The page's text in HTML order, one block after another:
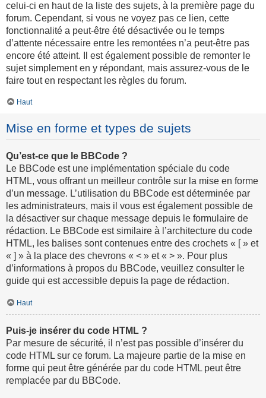
celui-ci en haut de la liste des sujets, à la première page du
forum. Cependant, si vous ne voyez pas ce lien, cette
fonctionnalité a peut-être été désactivée ou le temps
d’attente nécessaire entre les remontées n’a peut-être pas
encore été atteint. Il est également possible de remonter le
sujet simplement en y répondant, mais assurez-vous de le
faire tout en respectant les règles du forum.
Haut
Mise en forme et types de sujets
Qu’est-ce que le BBCode ?
Le BBCode est une implémentation spéciale du code
HTML, vous offrant un meilleur contrôle sur la mise en forme
d’un message. L’utilisation du BBCode est déterminée par
les administrateurs, mais il vous est également possible de
la désactiver sur chaque message depuis le formulaire de
rédaction. Le BBCode est similaire à l’architecture du code
HTML, les balises sont contenues entre des crochets « [ » et
« ] » à la place des chevrons « < » et « > ». Pour plus
d’informations à propos du BBCode, veuillez consulter le
guide qui est accessible depuis la page de rédaction.
Haut
Puis-je insérer du code HTML ?
Par mesure de sécurité, il n’est pas possible d’insérer du
code HTML sur ce forum. La majeure partie de la mise en
forme qui peut être générée par du code HTML peut être
remplacée par du BBCode.